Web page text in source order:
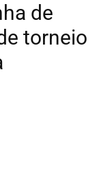
de
torneio